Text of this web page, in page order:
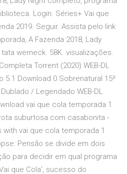
Login. Séries+ Vai que
2019. Seguir. Assista pelo link
A Fazenda 2018, Lady
werneck. 58K. visualizações.
Torrent (2020) WEB-DL
5.1 Download 0 Sobrenatural 15ª
/ Legendado WEB-DL
vai que cola temporada 1
suburtosa com casabonita -
vai que cola temporada 1
Pensão se divide em dois
para decidir em qual programa
que Cola’, sucesso do